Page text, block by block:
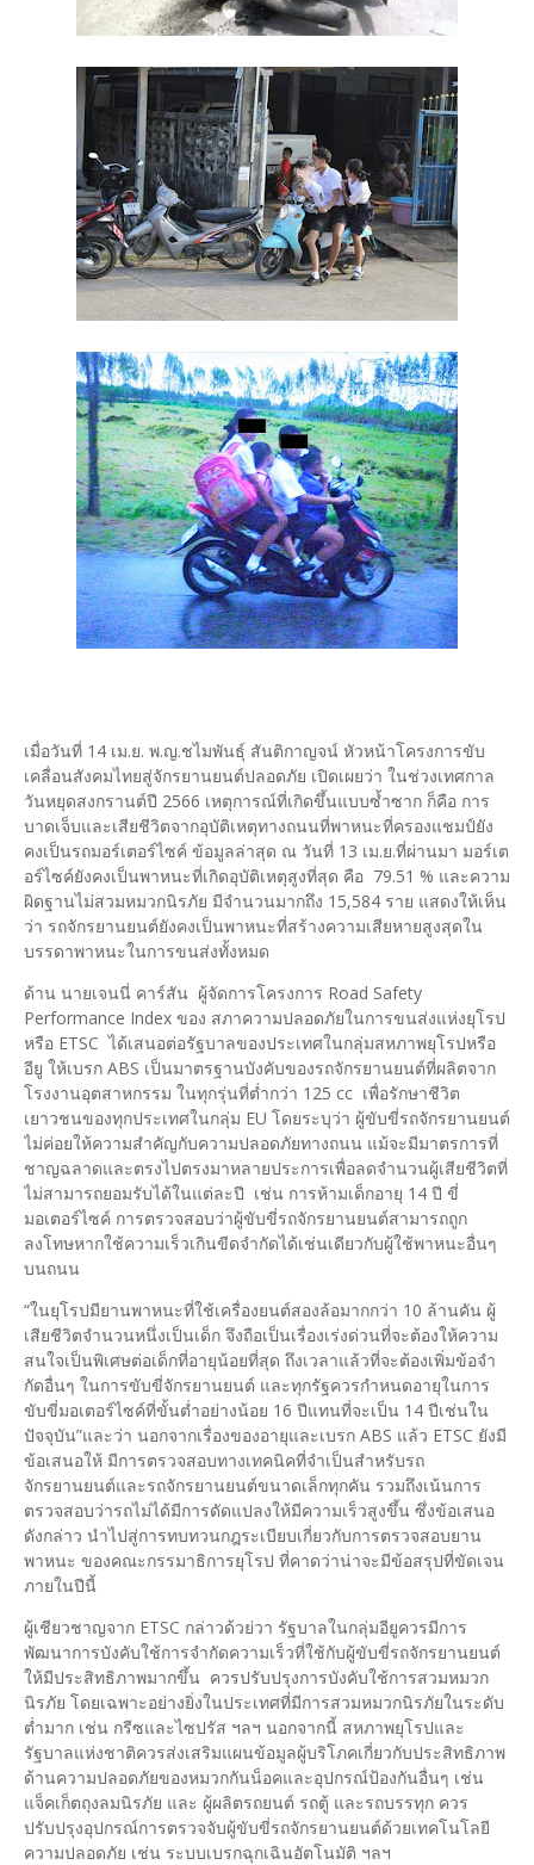
เมื่อวันที่ 14 เม.ย. พ.ญ.ชไมพันธุ์ สันติกาญจน์ หัวหน้าโครงการขับ
เคลื่อนสังคมไทยสู่จักรยานยนต์ปลอดภัย เปิดเผยว่า ในช่วงเทศกาล
วันหยุดสงกรานต์ปี 2566 เหตุการณ์ที่เกิดขึ้นแบบซ้ำซาก ก็คือ การ
บาดเจ็บและเสียชีวิตจากอุบัติเหตุทางถนนที่พาหนะที่ครองแชมป์ยัง
คงเป็นรถมอร์เตอร์ไซค์ ข้อมูลล่าสุด ณ วันที่ 13 เม.ย.ที่ผ่านมา มอร์เต
อร์ไซค์ยังคงเป็นพาหนะที่เกิดอุบัติเหตุสูงที่สุด คือ 79.51 % และความ
ผิดฐานไม่สวมหมวกนิรภัย มีจำนวนมากถึง 15,584 ราย แสดงให้เห็น
ว่า รถจักรยานยนต์ยังคงเป็นพาหนะที่สร้างความเสียหายสูงสุดใน
บรรดาพาหนะในการขนส่งทั้งหมด
ด้าน นายเจนนี่ คาร์สัน ผู้จัดการโครงการ Road Safety
Performance Index ของ สภาความปลอดภัยในการขนส่งแห่งยุโรป
หรือ ETSC ได้เสนอต่อรัฐบาลของประเทศในกลุ่มสหภาพยุโรปหรือ
อียู ให้เบรก ABS เป็นมาตรฐานบังคับของรถจักรยานยนต์ที่ผลิตจาก
โรงงานอุตสาหกรรม ในทุกรุ่นที่ต่ำกว่า 125 cc เพื่อรักษาชีวิต
เยาวชนของทุกประเทศในกลุ่ม EU โดยระบุว่า ผู้ขับขี่รถจักรยานยนต์
ไม่ค่อยให้ความสำคัญกับความปลอดภัยทางถนน แม้จะมีมาตรการที่
ชาญฉลาดและตรงไปตรงมาหลายประการเพื่อลดจำนวนผู้เสียชีวิตที่
ไม่สามารถยอมรับได้ในแต่ละปี เช่น การห้ามเด็กอายุ 14 ปี ขี่
มอเตอร์ไซค์ การตรวจสอบว่าผู้ขับขี่รถจักรยานยนต์สามารถถูก
ลงโทษหากใช้ความเร็วเกินขีดจำกัดได้เช่นเดียวกับผู้ใช้พาหนะอื่นๆ
บนถนน
“ในยุโรปมียานพาหนะที่ใช้เครื่องยนต์สองล้อมากกว่า 10 ล้านคัน ผู้
เสียชีวิตจำนวนหนึ่งเป็นเด็ก จึงถือเป็นเรื่องเร่งด่วนที่จะต้องให้ความ
สนใจเป็นพิเศษต่อเด็กที่อายุน้อยที่สุด ถึงเวลาแล้วที่จะต้องเพิ่มข้อจำ
กัดอื่นๆ ในการขับขี่จักรยานยนต์ และทุกรัฐควรกำหนดอายุในการ
ขับขี่มอเตอร์ไซค์ที่ขั้นต่ำอย่างน้อย 16 ปีแทนที่จะเป็น 14 ปีเช่นใน
ปัจจุบัน”และว่า นอกจากเรื่องของอายุและเบรก ABS แล้ว ETSC ยังมี
ข้อเสนอให้ มีการตรวจสอบทางเทคนิคที่จำเป็นสำหรับรถ
จักรยานยนต์และรถจักรยานยนต์ขนาดเล็กทุกคัน รวมถึงเน้นการ
ตรวจสอบว่ารถไม่ได้มีการดัดแปลงให้มีความเร็วสูงขึ้น ซึ่งข้อเสนอ
ดังกล่าว นำไปสู่การทบทวนกฎระเบียบเกี่ยวกับการตรวจสอบยาน
พาหนะ ของคณะกรรมาธิการยุโรป ที่คาดว่าน่าจะมีข้อสรุปที่ขัดเจน
ภายในปีนี้
ผู้เชียวชาญจาก ETSC กล่าวด้วย่วา รัฐบาลในกลุ่มอียูควรมีการ
พัฒนาการบังคับใช้การจำกัดความเร็วที่ใช้กับผู้ขับขี่รถจักรยานยนต์
ให้มีประสิทธิภาพมากขึ้น ควรปรับปรุงการบังคับใช้การสวมหมวก
นิรภัย โดยเฉพาะอย่างยิ่งในประเทศที่มีการสวมหมวกนิรภัยในระดับ
ต่ำมาก เช่น กรีซและไซปรัส ฯลฯ นอกจากนี้ สหภาพยุโรปและ
รัฐบาลแห่งชาติควรส่งเสริมแผนข้อมูลผู้บริโภคเกี่ยวกับประสิทธิภาพ
ด้านความปลอดภัยของหมวกกันน็อคและอุปกรณ์ป้องกันอื่นๆ เช่น
แจ็คเก็ตถุงลมนิรภัย และ ผู้ผลิตรถยนต์ รถตู้ และรถบรรทุก ควร
ปรับปรุงอุปกรณ์การตรวจจับผู้ขับขี่รถจักรยานยนต์ด้วยเทคโนโลยี
ความปลอดภัย เช่น ระบบเบรกฉุกเฉินอัตโนมัติ ฯลฯ